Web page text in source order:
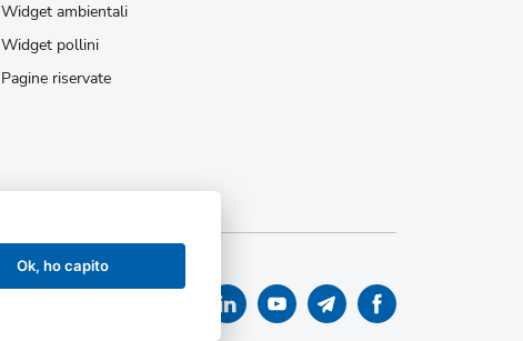
Widget ambientali
Widget pollini
Pagine riservate
Ok, ho capito